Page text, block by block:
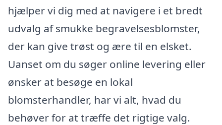
hjælper vi dig med at navigere i et bredt
udvalg af smukke begravelsesblomster,
der kan give trøst og ære til en elsket.
Uanset om du søger online levering eller
ønsker at besøge en lokal
blomsterhandler, har vi alt, hvad du
behøver for at træffe det rigtige valg.